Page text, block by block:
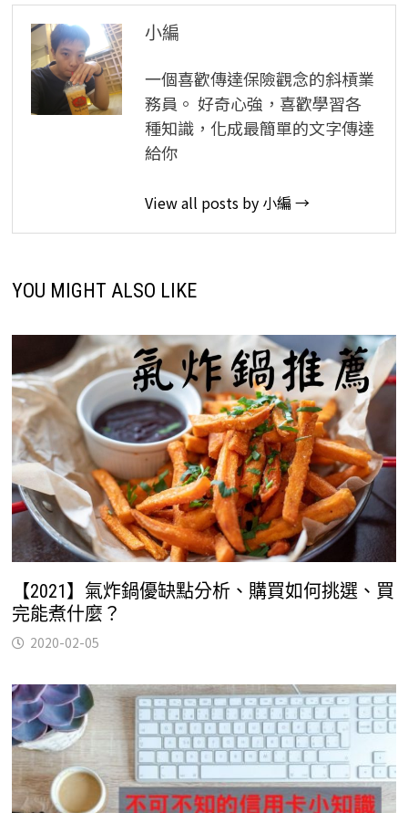
覽
小編
一個喜歡傳達保險觀念的斜槓業
務員。 好奇心強，喜歡學習各
種知識，化成最簡單的文字傳達
給你
View all posts by 小編 →
YOU MIGHT ALSO LIKE
【2021】氣炸鍋優缺點分析、購買如何挑選、買
完能煮什麼？
2020-02-05